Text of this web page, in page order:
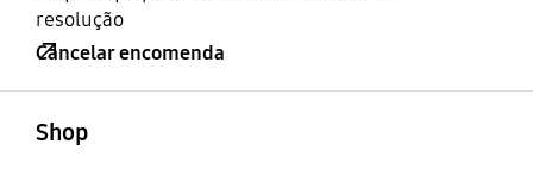
resolução
Cancelar encomenda
Shop